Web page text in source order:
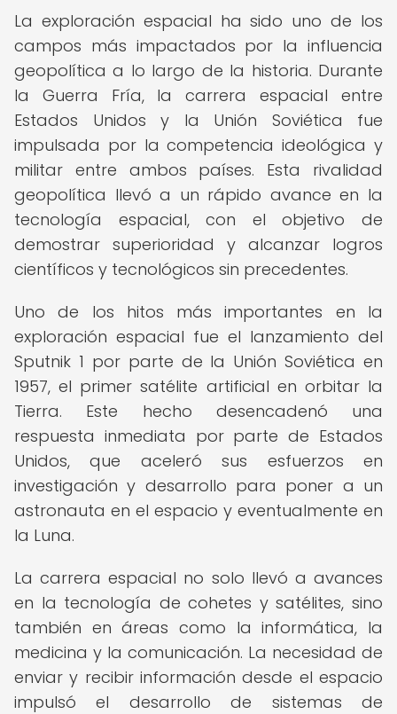
La exploración espacial ha sido uno de los
campos más impactados por la influencia
geopolítica a lo largo de la historia. Durante
la Guerra Fría, la carrera espacial entre
Estados Unidos y la Unión Soviética fue
impulsada por la competencia ideológica y
militar entre ambos países. Esta rivalidad
geopolítica llevó a un rápido avance en la
tecnología espacial, con el objetivo de
demostrar superioridad y alcanzar logros
científicos y tecnológicos sin precedentes.
Uno de los hitos más importantes en la
exploración espacial fue el lanzamiento del
Sputnik 1 por parte de la Unión Soviética en
1957, el primer satélite artificial en orbitar la
Tierra. Este hecho desencadenó una
respuesta inmediata por parte de Estados
Unidos, que aceleró sus esfuerzos en
investigación y desarrollo para poner a un
astronauta en el espacio y eventualmente en
la Luna.
La carrera espacial no solo llevó a avances
en la tecnología de cohetes y satélites, sino
también en áreas como la informática, la
medicina y la comunicación. La necesidad de
enviar y recibir información desde el espacio
impulsó el desarrollo de sistemas de